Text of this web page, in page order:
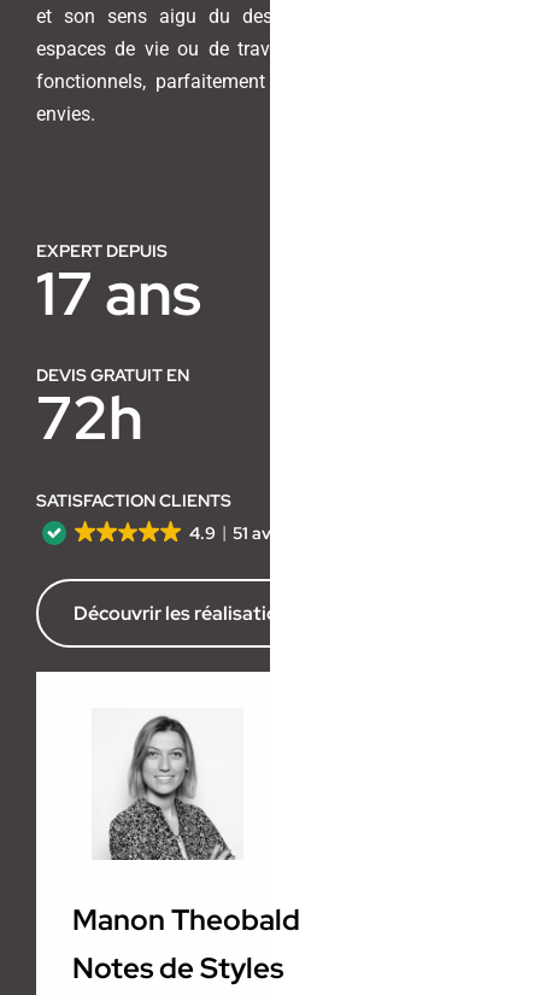
et son sens aigu du design pour transformer vos
espaces de vie ou de travail en lieux harmonieux et
fonctionnels, parfaitement adaptés à vos besoins et
envies.
EXPERT DEPUIS
17 ans
DEVIS GRATUIT EN
72h
SATISFACTION CLIENTS
4.9
51 avis
Découvrir les réalisations de l’agence
Manon Theobald
Notes de Styles